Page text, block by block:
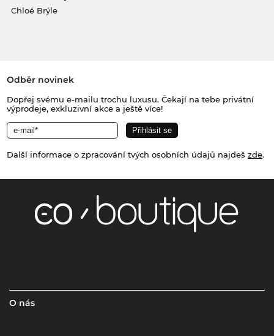
Chloé Brýle
Odběr novinek
Dopřej svému e-mailu trochu luxusu. Čekají na tebe privátní
výprodeje, exkluzivní akce a ještě více!
Další informace o zpracování tvých osobních údajů najdeš zde.
O nás